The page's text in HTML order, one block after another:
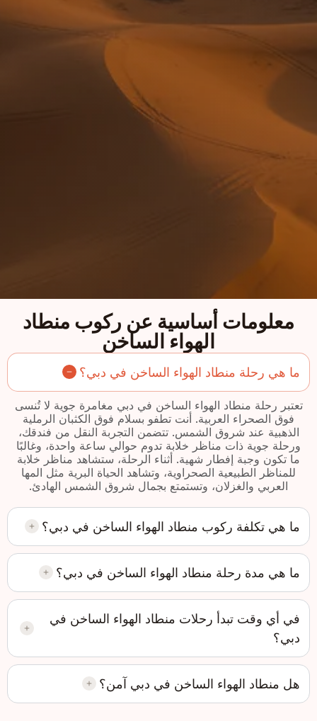
معلومات أساسية عن ركوب منطاد
الهواء الساخن
ما هي رحلة منطاد الهواء الساخن في دبي؟
تعتبر رحلة منطاد الهواء الساخن في دبي مغامرة جوية لا تُنسى
فوق الصحراء العربية. أنت تطفو بسلام فوق الكثبان الرملية
الذهبية عند شروق الشمس. تتضمن التجربة النقل من فندقك،
ورحلة جوية ذات مناظر خلابة تدوم حوالي ساعة واحدة، وغالبًا
ما تكون وجبة إفطار شهية. أثناء الرحلة، ستشاهد مناظر خلابة
للمناظر الطبيعية الصحراوية، وتشاهد الحياة البرية مثل المها
العربي والغزلان، وتستمتع بجمال شروق الشمس الهادئ.
ما هي تكلفة ركوب منطاد الهواء الساخن في دبي؟
ما هي مدة رحلة منطاد الهواء الساخن في دبي؟
في أي وقت تبدأ رحلات منطاد الهواء الساخن في
دبي؟
هل منطاد الهواء الساخن في دبي آمن؟